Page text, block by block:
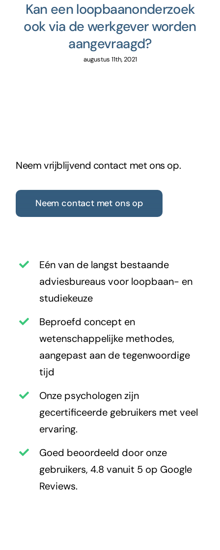
Kan een loopbaanonderzoek
ook via de werkgever worden
aangevraagd?
augustus 11th, 2021
Neem vrijblijvend contact met ons op.
Neem contact met ons op
Eén van de langst bestaande
adviesbureaus voor loopbaan- en
studiekeuze
Beproefd concept en
wetenschappelijke methodes,
aangepast aan de tegenwoordige
tijd
Onze psychologen zijn
gecertificeerde gebruikers met veel
ervaring.
Goed beoordeeld door onze
gebruikers, 4.8 vanuit 5 op Google
Reviews.